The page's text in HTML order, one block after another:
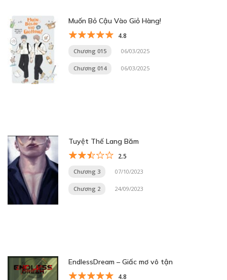
Muốn Bỏ Cậu Vào Giỏ Hàng!
4.8
Chương 015 06/03/2025
Chương 014 06/03/2025
Tuyệt Thế Lang Băm
2.5
Chương 3 07/10/2023
Chương 2 24/09/2023
EndlessDream – Giấc mơ vô tận
4.8